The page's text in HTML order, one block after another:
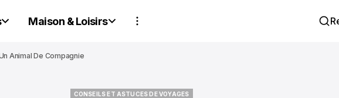
Maison & Loisirs
Animal De Compagnie
CONSEILS ET ASTUCES DE VOYAGES